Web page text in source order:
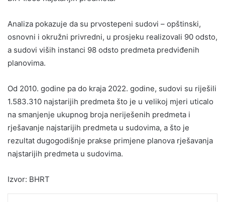
Analiza pokazuje da su prvostepeni sudovi – opštinski,
osnovni i okružni privredni, u prosjeku realizovali 90 odsto,
a sudovi viših instanci 98 odsto predmeta predviđenih
planovima.
Od 2010. godine pa do kraja 2022. godine, sudovi su riješili
1.583.310 najstarijih predmeta što je u velikoj mjeri uticalo
na smanjenje ukupnog broja neriješenih predmeta i
rješavanje najstarijih predmeta u sudovima, a što je
rezultat dugogodišnje prakse primjene planova rješavanja
najstarijih predmeta u sudovima.
Izvor: BHRT